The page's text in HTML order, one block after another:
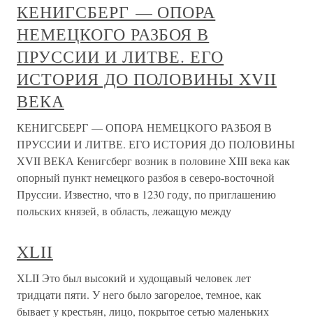
КЕНИГСБЕРГ — ОПОРА
НЕМЕЦКОГО РАЗБОЯ В
ПРУССИИ И ЛИТВЕ. ЕГО
ИСТОРИЯ ДО ПОЛОВИНЫ XVII
ВЕКА
КЕНИГСБЕРГ — ОПОРА НЕМЕЦКОГО РАЗБОЯ В
ПРУССИИ И ЛИТВЕ. ЕГО ИСТОРИЯ ДО ПОЛОВИНЫ
XVII ВЕКА Кенигсберг возник в половине XIII века как
опорный пункт немецкого разбоя в северо-восточной
Пруссии. Известно, что в 1230 году, по приглашению
польских князей, в область, лежащую между
XLII
XLII Это был высокий и худощавый человек лет
тридцати пяти. У него было загорелое, темное, как
бывает у крестьян, лицо, покрытое сетью маленьких